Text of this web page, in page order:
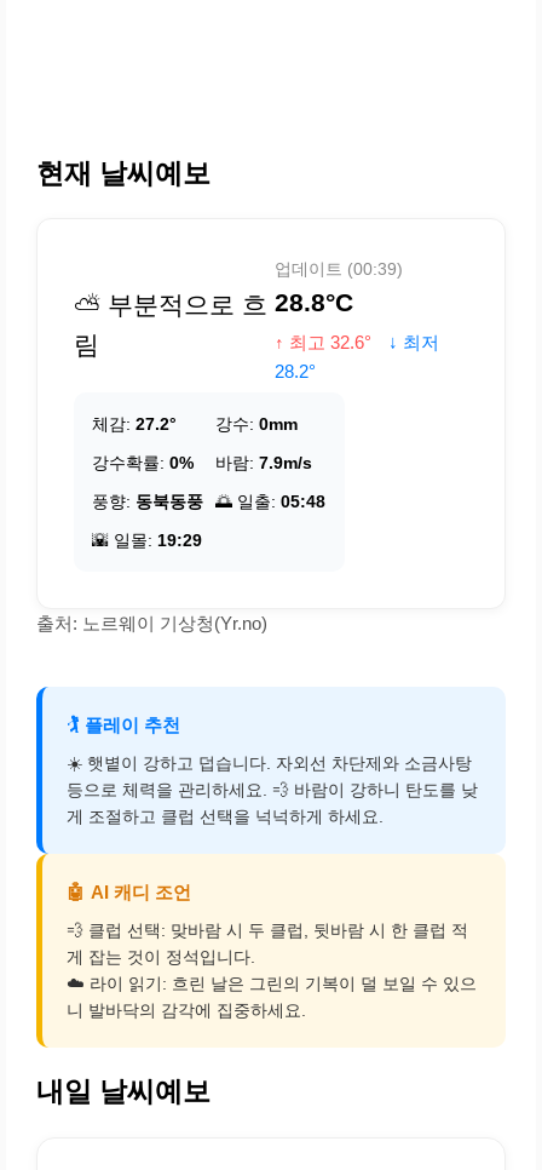
현재 날씨예보
⛅ 부분적으로 흐
림
업데이트 (00:39)
28.8°C
↑ 최고 32.6°
↓ 최저
28.2°
체감: 27.2° 강수: 0mm
강수확률: 0% 바람: 7.9m/s
풍향: 동북동풍 🌅 일출: 05:48
🌇 일몰: 19:29
출처: 노르웨이 기상청(Yr.no)
🏌️ 플레이 추천
☀️ 햇볕이 강하고 덥습니다. 자외선 차단제와 소금사탕
등으로 체력을 관리하세요. 💨 바람이 강하니 탄도를 낮
게 조절하고 클럽 선택을 넉넉하게 하세요.
🤖 AI 캐디 조언
💨 클럽 선택: 맞바람 시 두 클럽, 뒷바람 시 한 클럽 적
게 잡는 것이 정석입니다.
☁️ 라이 읽기: 흐린 날은 그린의 기복이 덜 보일 수 있으
니 발바닥의 감각에 집중하세요.
내일 날씨예보